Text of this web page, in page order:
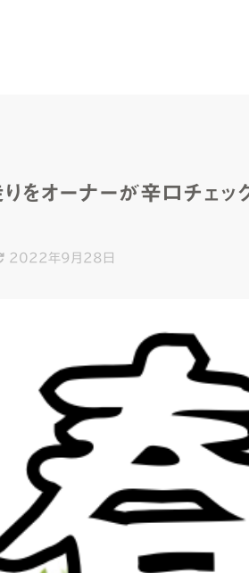
オーナーが辛口チェッ
2022年9月28日